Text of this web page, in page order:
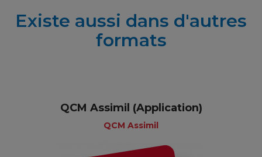
Existe aussi dans d'autres
formats
QCM Assimil (Application)
QCM Assimil